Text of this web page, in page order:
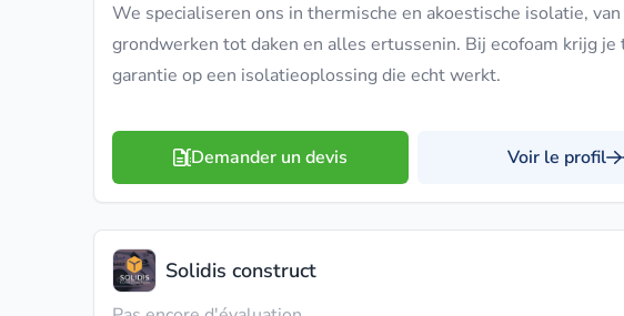
We specialiseren ons in thermische en akoestische isolatie, van
grondwerken tot daken en alles ertussenin. Bij ecofoam krijg je
garantie op een isolatieoplossing die echt werkt.
Demander un devis Voir le profil
Solidis construct